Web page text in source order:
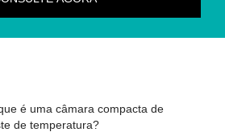
é uma câmara compacta de
de temperatura?